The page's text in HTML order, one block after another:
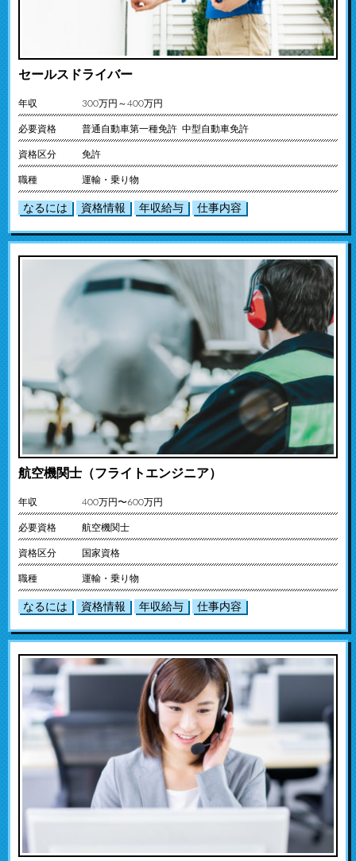
セールスドライバー
年収 300万円～400万円
必要資格 普通自動車第一種免許 中型自動車免許
資格区分 免許
職種 運輸・乗り物
なるには 資格情報 年収給与 仕事内容
航空機関士（フライトエンジニア）
年収 400万円〜600万円
必要資格 航空機関士
資格区分 国家資格
職種 運輸・乗り物
なるには 資格情報 年収給与 仕事内容